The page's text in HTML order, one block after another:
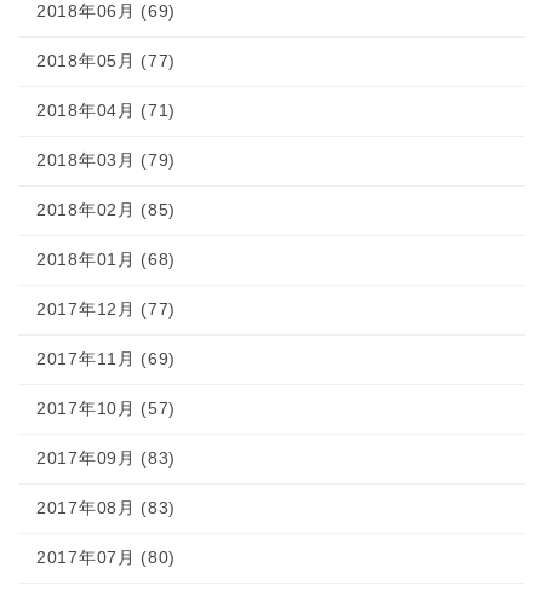
2018年06月 (69)
2018年05月 (77)
2018年04月 (71)
2018年03月 (79)
2018年02月 (85)
2018年01月 (68)
2017年12月 (77)
2017年11月 (69)
2017年10月 (57)
2017年09月 (83)
2017年08月 (83)
2017年07月 (80)